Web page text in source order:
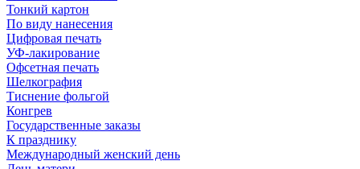
Тонкий картон
По виду нанесения
Цифровая печать
УФ-лакирование
Офсетная печать
Шелкография
Тиснение фольгой
Конгрев
Государственные заказы
К празднику
Международный женский день